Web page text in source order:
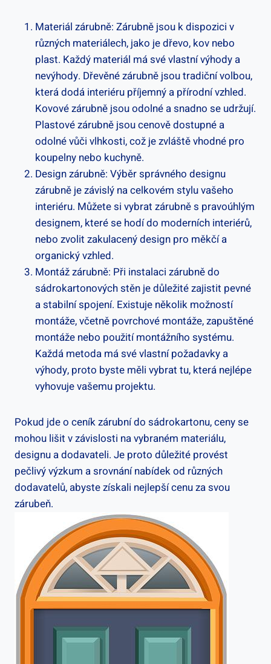
Materiál zárubně: Zárubně jsou k dispozici v
různých materiálech, jako je dřevo, kov nebo
plast. Každý materiál má své vlastní výhody a
nevýhody. Dřevěné zárubně jsou tradiční volbou,
která dodá interiéru příjemný a přírodní vzhled.
Kovové zárubně jsou odolné a snadno se udržují.
Plastové zárubně jsou cenově dostupné a
odolné vůči vlhkosti, což je zvláště vhodné pro
koupelny nebo kuchyně.
Design zárubně: Výběr správného designu
zárubně je závislý na celkovém stylu vašeho
interiéru. Můžete si vybrat zárubně s pravoúhlým
designem, které se hodí do moderních interiérů,
nebo zvolit zakulacený design pro měkčí a
organický vzhled.
Montáž zárubně: Při instalaci zárubně do
sádrokartonových stěn je důležité zajistit pevné
a stabilní spojení. Existuje několik možností
montáže, včetně povrchové montáže, zapuštěné
montáže nebo použití montážního systému.
Každá metoda má své vlastní požadavky a
výhody, proto byste měli vybrat tu, která nejlépe
vyhovuje vašemu projektu.
Pokud jde o ceník zárubní do sádrokartonu, ceny se
mohou lišit v závislosti na vybraném materiálu,
designu a dodavateli. Je proto důležité provést
pečlivý výzkum a srovnání nabídek od různých
dodavatelů, abyste získali nejlepší cenu za svou
zárubeň.